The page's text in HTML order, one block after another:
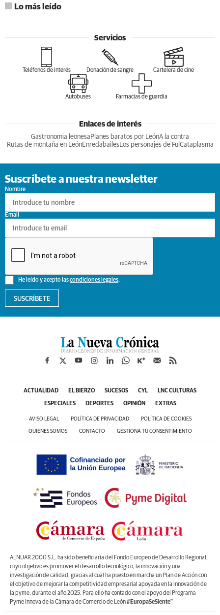
Lo más leído
Servicios
Teléfonos de interés Donación de sangre Cartelera de cine
Autobuses Farmacias de guardia
Enlaces de interés
Gastronomia leonesa Planes baratos por LeónA la contra
Rutas de montaña en LeónEnredabailesLos personajes de Ful Cataplasma
Suscríbete a nuestra newsletter
Nombre
He leído y acepto lascondiciones legales.
Email
SUSCRÍBETE
ACTUALIDAD EL BIERZO SUCESOS CYL LNC CULTURAS
ESPECIALES DEPORTES OPINIÓN EXTRAS
AVISO LEGAL POLÍTICA DE PRIVACIDAD POLÍTICA DE COOKIES
QUIÉNES SOMOS CONTACTO GESTIONA TU CONSENTIMIENTO
ALNUAR 2000 S.L. ha sido beneficiaria del Fondo Europeo de Desarrollo Regional,
cuyo objetivo es promover el desarrollo tecnológico, la innovación y una
investigación de calidad, gracias al cual ha puesto en marcha un Plan de Acción con
el objetivo de mejorar la competitividad empresarial apoyada en la innovación de
la pyme, durante el año 2025. Para ello ha contado con el apoyo del Programa
Pyme Innova de la Cámara de Comercio de León#EuropaSeSiente”